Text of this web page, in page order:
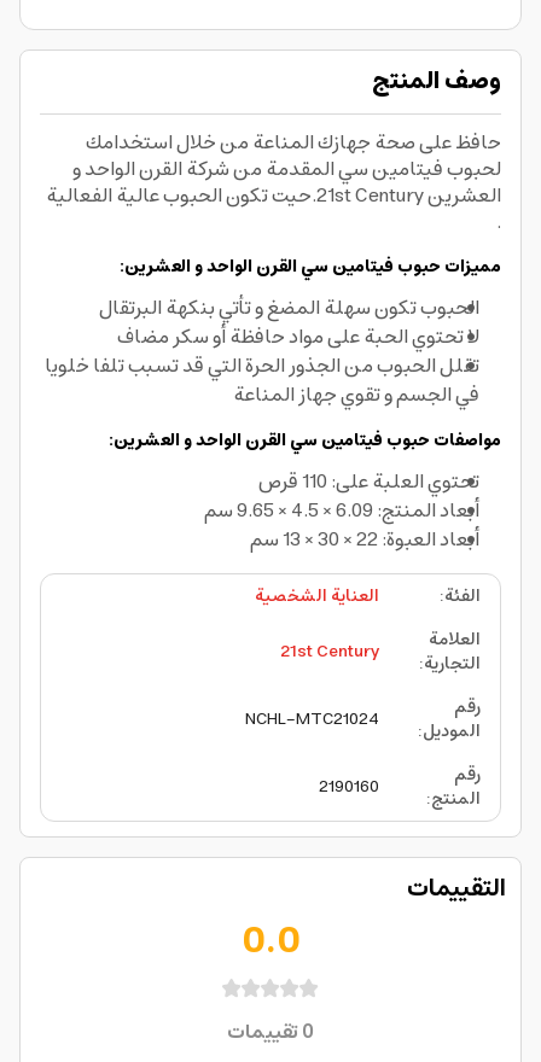
وصف المنتج
حافظ على صحة جهازك المناعة من خلال استخدامك
لحبوب فيتامين سي المقدمة من شركة القرن الواحد و
العشرين 21st Century.حيت تكون الحبوب عالية الفعالية
.
مميزات حبوب فيتامين سي القرن الواحد و العشرين:
الحبوب تكون سهلة المضغ و تأتي بنكهة البرتقال
لا تحتوي الحبة على مواد حافظة أو سكر مضاف
تقلل الحبوب من الجذور الحرة التي قد تسبب تلفا خلويا
في الجسم و تقوي جهاز المناعة
مواصفات حبوب فيتامين سي القرن الواحد و العشرين:
تحتوي العلبة على: 110 قرص
أبعاد المنتج: 6.09 × 4.5 × 9.65 سم
أبعاد العبوة: 22 × 30 × 13 سم
الفئة:
العناية الشخصية
العلامة
التجارية:
21st Century
رقم
الموديل:
NCHL-MTC21024
رقم
المنتج:
2190160
التقييمات
0.0
0تقييمات